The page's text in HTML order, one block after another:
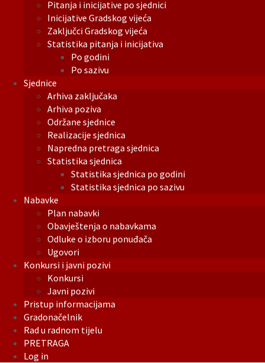
Pitanja i inicijative po sjednici
Inicijative Gradskog vijeća
Zaključci Gradskog vijeća
Statistika pitanja i inicijativa
Po godini
Po sazivu
Sjednice
Arhiva zaključaka
Arhiva poziva
Održane sjednice
Realizacije sjednica
Napredna pretraga sjednica
Statistika sjednica
Statistika sjednica po godini
Statistika sjednica po sazivu
Nabavke
Plan nabavki
Obavještenja o nabavkama
Odluke o izboru ponuđača
Ugovori
Konkursi i javni pozivi
Konkursi
Javni pozivi
Pristup informacijama
Gradonačelnik
Rad u radnom tijelu
PRETRAGA
Log in